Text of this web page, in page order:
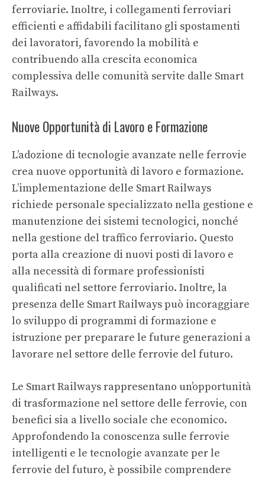
ferroviarie. Inoltre, i collegamenti ferroviari
efficienti e affidabili facilitano gli spostamenti
dei lavoratori, favorendo la mobilità e
contribuendo alla crescita economica
complessiva delle comunità servite dalle Smart
Railways.
Nuove Opportunità di Lavoro e Formazione
L’adozione di tecnologie avanzate nelle ferrovie
crea nuove opportunità di lavoro e formazione.
L’implementazione delle Smart Railways
richiede personale specializzato nella gestione e
manutenzione dei sistemi tecnologici, nonché
nella gestione del traffico ferroviario. Questo
porta alla creazione di nuovi posti di lavoro e
alla necessità di formare professionisti
qualificati nel settore ferroviario. Inoltre, la
presenza delle Smart Railways può incoraggiare
lo sviluppo di programmi di formazione e
istruzione per preparare le future generazioni a
lavorare nel settore delle ferrovie del futuro.
Le Smart Railways rappresentano un’opportunità
di trasformazione nel settore delle ferrovie, con
benefici sia a livello sociale che economico.
Approfondendo la conoscenza sulle ferrovie
intelligenti e le tecnologie avanzate per le
ferrovie del futuro, è possibile comprendere